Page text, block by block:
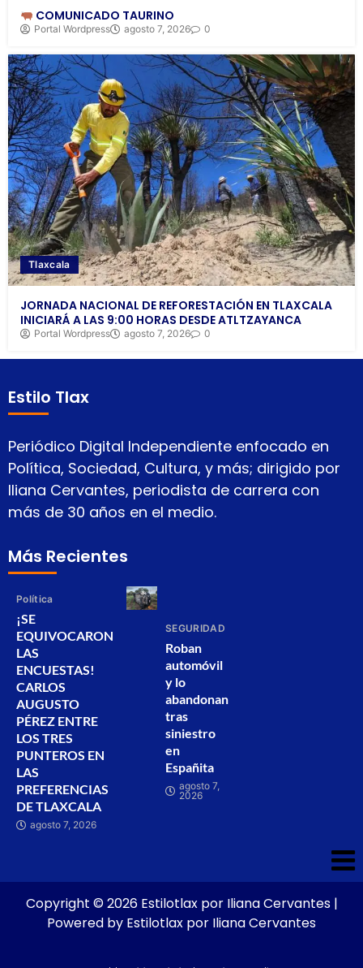
COMUNICADO TAURINO
Portal Wordpress agosto 7, 2026 0
Tlaxcala
JORNADA NACIONAL DE REFORESTACIÓN EN TLAXCALA
INICIARÁ A LAS 9:00 HORAS DESDE ATLTZAYANCA
Portal Wordpress agosto 7, 2026 0
Estilo Tlax
Periódico Digital Independiente enfocado en
Política, Sociedad, Cultura, y más; dirigido por
Iliana Cervantes, periodista de carrera con
más de 30 años en el medio.
Más Recientes
Política
¡SE
EQUIVOCARON
LAS
ENCUESTAS!
CARLOS
AUGUSTO
PÉREZ ENTRE
LOS TRES
PUNTEROS EN
LAS
PREFERENCIAS
DE TLAXCALA
agosto 7, 2026
SEGURIDAD
Roban
automóvil
y lo
abandonan
tras
siniestro
en
Españita
agosto 7,
2026
Copyright © 2026 Estilotlax por Iliana Cervantes |
Powered by Estilotlax por Iliana Cervantes